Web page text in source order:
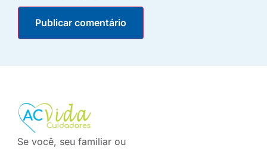
Se você, seu familiar ou